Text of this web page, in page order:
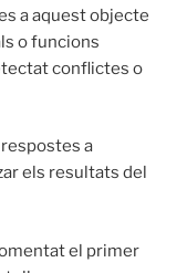
a aquest objecte
o funcions
conflictes o
a
els resultats del
el primer